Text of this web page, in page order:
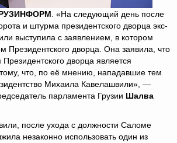
. «На следующий день после
и штурма президентского дворца экс-
выступила с заявлением, в котором
Президентского дворца. Она заявила, что
дворца является
что, по её мнению, нападавшие тем
Михаила Кавелашвили», —
парламента Грузии Шалва
после ухода с должности Саломе
незаконно использовать один из